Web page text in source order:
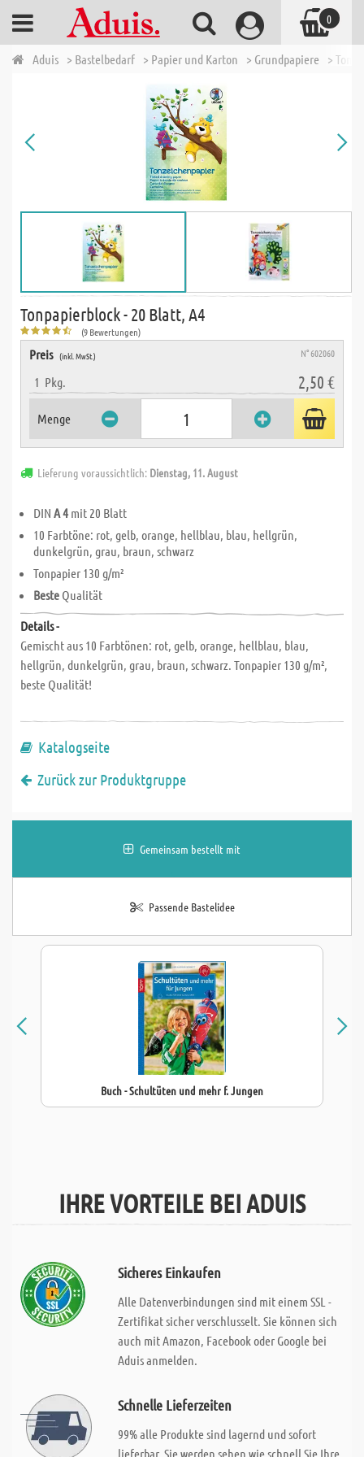
Aduis > Bastelbedarf > Papier und Karton > Grundpapiere >
Tonpapierblock - 20 Blatt, A4
(9 Bewertungen)
Preis (inkl. MwSt.) N° 602060
1 Pkg. 2,50 €
Menge
Lieferung voraussichtlich: Dienstag, 11. August
DIN A 4 mit 20 Blatt
10 Farbtöne: rot, gelb, orange, hellblau, blau, hellgrün,
dunkelgrün, grau, braun, schwarz
Tonpapier 130 g/m²
Beste Qualität
Details -
Gemischt aus 10 Farbtönen: rot, gelb, orange, hellblau, blau,
hellgrün, dunkelgrün, grau, braun, schwarz. Tonpapier 130 g/m²,
beste Qualität!
Katalogseite
Zurück zur Produktgruppe
Gemeinsam bestellt mit
Passende Bastelidee
Buch - Schultüten und mehr f. Jungen
IHRE VORTEILE BEI ADUIS
Sicheres Einkaufen
Alle Datenverbindungen sind mit einem SSL -
Zertifikat sicher verschlusselt. Sie können sich
auch mit Amazon, Facebook oder Google bei
Aduis anmelden.
Schnelle Lieferzeiten
99% alle Produkte sind lagernd und sofort
lieferbar. Sie werden sehen wie schnell Sie Ihre
0